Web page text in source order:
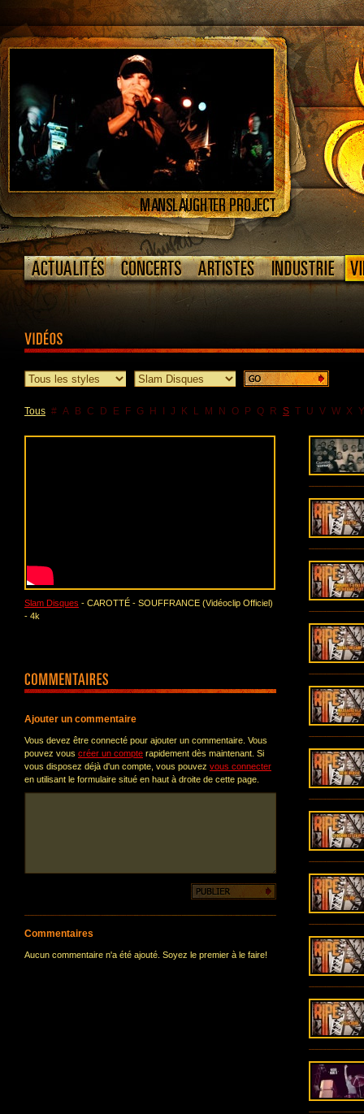
Tous # A B C D E F G H J K L M N O P Q R S T U V W X Y
Slam Disques - CAROTTÉ - SOUFFRANCE (Vidéoclip Officiel)
- 4k
Ajouter un commentaire
Vous devez être connecté pour ajouter un commentaire. Vous
pouvez vous créer un compte rapidement dès maintenant. Si
vous disposez déjà d'un compte, vous pouvez vous connecter
en utilisant le formulaire situé en haut à droite de cette page.
Commentaires
Aucun commentaire n'a été ajouté. Soyez le premier à le faire!